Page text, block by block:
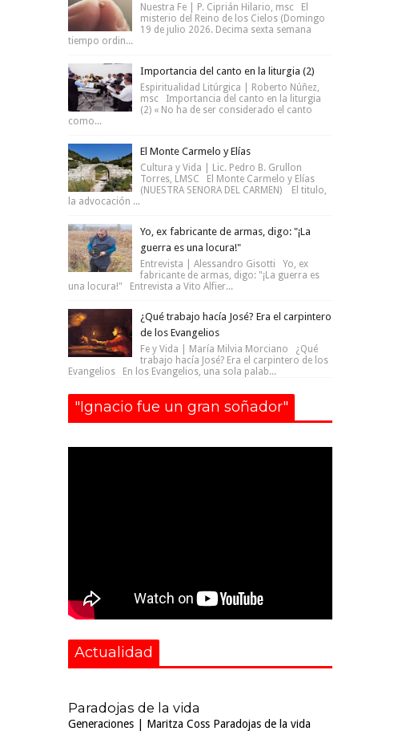
Nuestra Fe | P. Ciprián Hilario, msc El
misterio del Reino de los Cielos (Domingo
19 de julio 2026. Decima sexta semana
tiempo ordin...
Importancia del canto en la liturgia (2)
Espiritualidad Litúrgica | Roberto Núñez,
msc Importancia del canto en la liturgia
(2) « No ha de ser considerado el canto
como...
El Monte Carmelo y Elías
Cultura y Vida | Lic. Pedro B. Grullon
Torres, LMSC El Monte Carmelo y Elías
(NUESTRA SENORA DEL CARMEN) El titulo,
la advocación ...
Yo, ex fabricante de armas, digo: "¡La
guerra es una locura!"
Entrevista | Alessandro Gisotti Yo, ex
fabricante de armas, digo: "¡La guerra es
una locura!" Entrevista a Vito Alfier...
¿Qué trabajo hacía José? Era el carpintero
de los Evangelios
Fe y Vida | María Milvia Morciano ¿Qué
trabajo hacía José? Era el carpintero de los
Evangelios En los Evangelios, una sola palab...
"Ignacio fue un gran soñador"
Actualidad
Paradojas de la vida
Generaciones | Maritza Coss Paradojas de la vida